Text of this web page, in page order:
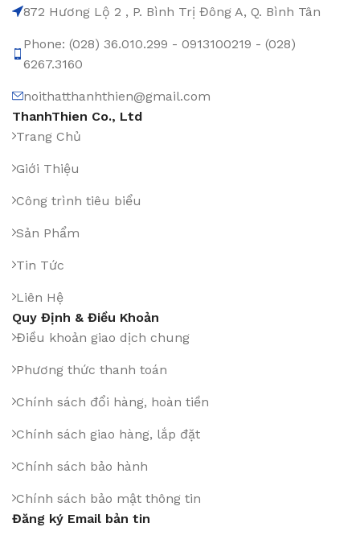
872 Hương Lộ 2 , P. Bình Trị Đông A, Q. Bình Tân
Phone: (028) 36.010.299 - 0913100219 - (028)
6267.3160
noithatthanhthien@gmail.com
ThanhThien Co., Ltd
Trang Chủ
Giới Thiệu
Công trình tiêu biểu
Sản Phẩm
Tin Tức
Liên Hệ
Quy Định & Điều Khoản
Điều khoản giao dịch chung
Phương thức thanh toán
Chính sách đổi hàng, hoàn tiền
Chính sách giao hàng, lắp đặt
Chính sách bảo hành
Chính sách bảo mật thông tin
Đăng ký Email bản tin